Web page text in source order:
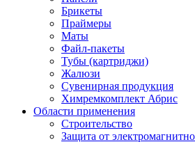
Брикеты
Праймеры
Маты
Файл-пакеты
Тубы (картриджи)
Жалюзи
Сувенирная продукция
Химремкомплект Абрис
Области применения
Строительство
Защита от